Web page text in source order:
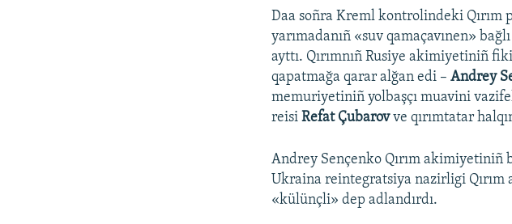
Daa soñra Kreml kontrolindeki
yarımadanıñ «suv qamaçavınen»
ayttı. Qırımnıñ Rusiye akimiyetiniñ
qapatmağa qarar alğan edi –Andrey
memuriyetiniñ yolbaşçı muavini
reisiRefat Çubarovve qırımtatar
Andrey Sençenko Qırım akimiyetiniñ
Ukraina reintegratsiya nazirligi
«külünçli» dep adlandırdı.